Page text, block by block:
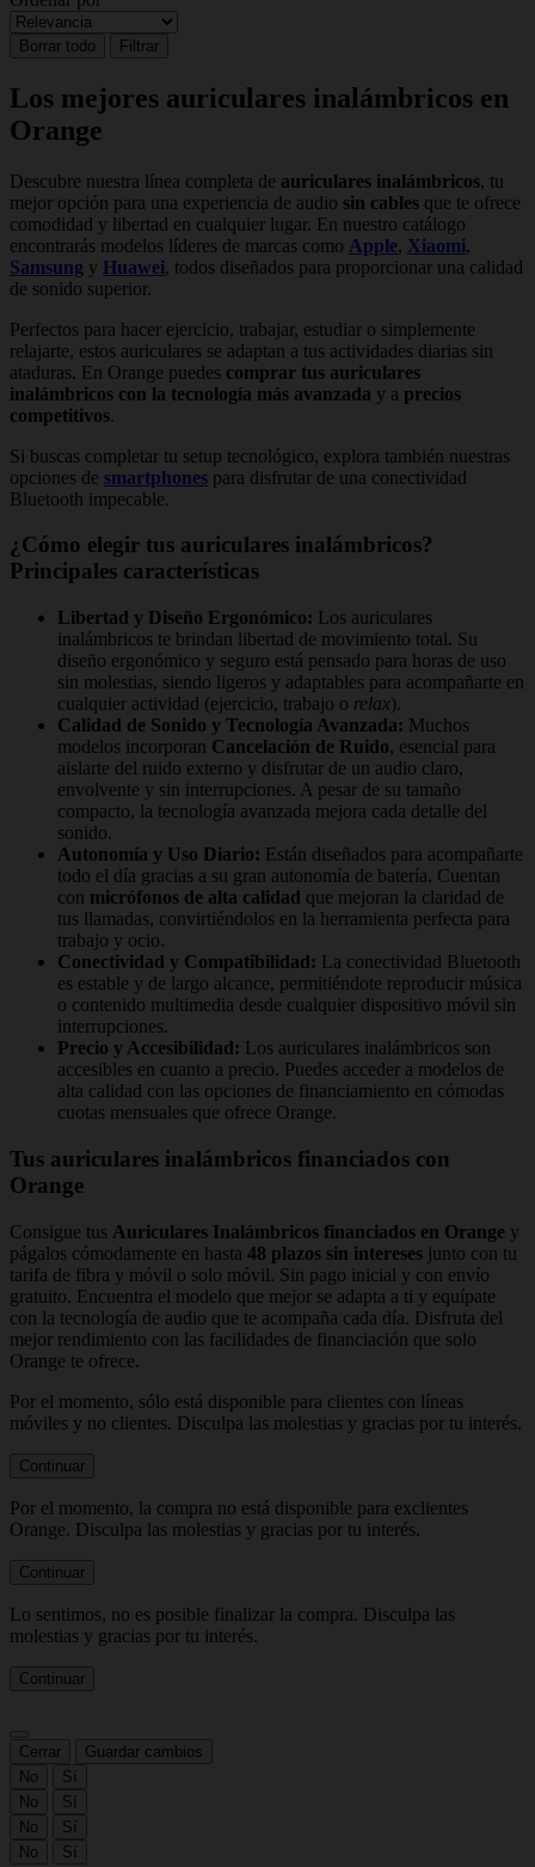
Borrar todo Filtrar
Los mejores auriculares inalámbricos en
Orange
Descubre nuestra línea completa de auriculares inalámbricos, tu
mejor opción para una experiencia de audio sin cables que te ofrece
comodidad y libertad en cualquier lugar. En nuestro catálogo
encontrarás modelos líderes de marcas como Apple, Xiaomi,
Samsung y Huawei, todos diseñados para proporcionar una calidad
de sonido superior.
Perfectos para hacer ejercicio, trabajar, estudiar o simplemente
relajarte, estos auriculares se adaptan a tus actividades diarias sin
ataduras. En Orange puedes comprar tus auriculares
inalámbricos con la tecnología más avanzada y a precios
competitivos.
Si buscas completar tu setup tecnológico, explora también nuestras
opciones de smartphones para disfrutar de una conectividad
Bluetooth impecable.
¿Cómo elegir tus auriculares inalámbricos?
Principales características
Libertad y Diseño Ergonómico: Los auriculares
inalámbricos te brindan libertad de movimiento total. Su
diseño ergonómico y seguro está pensado para horas de uso
sin molestias, siendo ligeros y adaptables para acompañarte en
cualquier actividad (ejercicio, trabajo o relax).
Calidad de Sonido y Tecnología Avanzada: Muchos
modelos incorporan Cancelación de Ruido, esencial para
aislarte del ruido externo y disfrutar de un audio claro,
envolvente y sin interrupciones. A pesar de su tamaño
compacto, la tecnología avanzada mejora cada detalle del
sonido.
Autonomía y Uso Diario: Están diseñados para acompañarte
todo el día gracias a su gran autonomía de batería. Cuentan
con micrófonos de alta calidad que mejoran la claridad de
tus llamadas, convirtiéndolos en la herramienta perfecta para
trabajo y ocio.
Conectividad y Compatibilidad: La conectividad Bluetooth
es estable y de largo alcance, permitiéndote reproducir música
o contenido multimedia desde cualquier dispositivo móvil sin
interrupciones.
Precio y Accesibilidad: Los auriculares inalámbricos son
accesibles en cuanto a precio. Puedes acceder a modelos de
alta calidad con las opciones de financiamiento en cómodas
cuotas mensuales que ofrece Orange.
Tus auriculares inalámbricos financiados con
Orange
Consigue tus Auriculares Inalámbricos financiados en Orange y
págalos cómodamente en hasta 48 plazos sin intereses junto con tu
tarifa de fibra y móvil o solo móvil. Sin pago inicial y con envío
gratuito. Encuentra el modelo que mejor se adapta a ti y equípate
con la tecnología de audio que te acompaña cada día. Disfruta del
mejor rendimiento con las facilidades de financiación que solo
Orange te ofrece.
Por el momento, sólo está disponible para clientes con líneas
móviles y no clientes. Disculpa las molestias y gracias por tu interés.
Continuar
Por el momento, la compra no está disponible para exclientes
Orange. Disculpa las molestias y gracias por tu interés.
Continuar
Lo sentimos, no es posible finalizar la compra. Disculpa las
molestias y gracias por tu interés.
Continuar
Cerrar
Guardar cambios
No
Sí
No
Sí
No
Sí
No
Sí